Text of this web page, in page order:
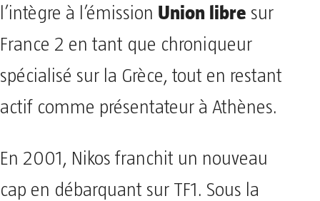
l’intègre à l’émission Union libre sur
France 2 en tant que chroniqueur
spécialisé sur la Grèce, tout en restant
actif comme présentateur à Athènes.
En 2001, Nikos franchit un nouveau
cap en débarquant sur TF1. Sous la